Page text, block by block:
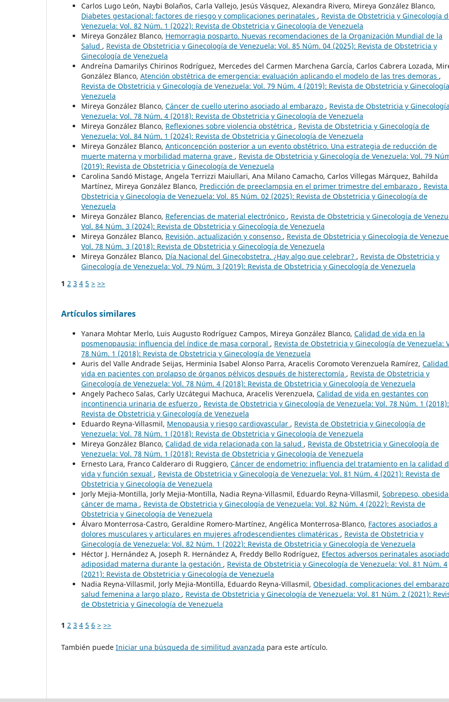
Carlos Lugo León, Naybi Bolaños, Carla Vallejo, Jesús Vásquez, Alexandra Rivero, Mireya González Blanco,
Diabetes gestacional: factores de riesgo y complicaciones perinatales , Revista de Obstetricia y Ginecología
Venezuela: Vol. 82 Núm. 1 (2022): Revista de Obstetricia y Ginecología de Venezuela
Mireya González Blanco, Hemorragia posparto. Nuevas recomendaciones de la Organización Mundial de la
Salud , Revista de Obstetricia y Ginecología de Venezuela: Vol. 85 Núm. 04 (2025): Revista de Obstetricia y
Ginecología de Venezuela
Andreína Damarilys Chirinos Rodríguez, Mercedes del Carmen Marchena García, Carlos Cabrera Lozada,
González Blanco, Atención obstétrica de emergencia: evaluación aplicando el modelo de las tres demoras ,
Revista de Obstetricia y Ginecología de Venezuela: Vol. 79 Núm. 4 (2019): Revista de Obstetricia y
Venezuela
Mireya González Blanco, Cáncer de cuello uterino asociado al embarazo , Revista de Obstetricia y
Venezuela: Vol. 78 Núm. 4 (2018): Revista de Obstetricia y Ginecología de Venezuela
Mireya González Blanco, Reflexiones sobre violencia obstétrica , Revista de Obstetricia y Ginecología de
Venezuela: Vol. 84 Núm. 1 (2024): Revista de Obstetricia y Ginecología de Venezuela
Mireya González Blanco, Anticoncepción posterior a un evento obstétrico. Una estrategia de reducción de
muerte materna y morbilidad materna grave , Revista de Obstetricia y Ginecología de Venezuela: Vol. 79
(2019): Revista de Obstetricia y Ginecología de Venezuela
Carolina Sandó Mistage, Angela Terrizzi Maiullari, Ana Milano Camacho, Carlos Villegas Márquez, Bahilda
Martínez, Mireya González Blanco, Predicción de preeclampsia en el primer trimestre del embarazo ,
Obstetricia y Ginecología de Venezuela: Vol. 85 Núm. 02 (2025): Revista de Obstetricia y Ginecología de
Venezuela
Mireya González Blanco, Referencias de material electrónico , Revista de Obstetricia y Ginecología de
Vol. 84 Núm. 3 (2024): Revista de Obstetricia y Ginecología de Venezuela
Mireya González Blanco, Revisión, actualización y consenso , Revista de Obstetricia y Ginecología de
Vol. 78 Núm. 3 (2018): Revista de Obstetricia y Ginecología de Venezuela
Mireya González Blanco, Día Nacional del Ginecobstetra. ¿Hay algo que celebrar? , Revista de Obstetricia y
Ginecología de Venezuela: Vol. 79 Núm. 3 (2019): Revista de Obstetricia y Ginecología de Venezuela
1 2 3 4 5 > >>
Artículos similares
Yanara Mohtar Merlo, Luis Augusto Rodríguez Campos, Mireya González Blanco, Calidad de vida en la
posmenopausia: influencia del índice de masa corporal , Revista de Obstetricia y Ginecología de Venezuela:
78 Núm. 1 (2018): Revista de Obstetricia y Ginecología de Venezuela
Auris del Valle Andrade Seijas, Herminia Isabel Alonso Parra, Aracelis Coromoto Verenzuela Ramírez,
vida en pacientes con prolapso de órganos pélvicos después de histerectomía , Revista de Obstetricia y
Ginecología de Venezuela: Vol. 78 Núm. 4 (2018): Revista de Obstetricia y Ginecología de Venezuela
Angely Pacheco Salas, Carly Uzcátegui Machuca, Aracelis Verenzuela, Calidad de vida en gestantes con
incontinencia urinaria de esfuerzo , Revista de Obstetricia y Ginecología de Venezuela: Vol. 78 Núm. 1 (2018):
Revista de Obstetricia y Ginecología de Venezuela
Eduardo Reyna-Villasmil, Menopausia y riesgo cardiovascular , Revista de Obstetricia y Ginecología de
Venezuela: Vol. 78 Núm. 1 (2018): Revista de Obstetricia y Ginecología de Venezuela
Mireya González Blanco, Calidad de vida relacionada con la salud , Revista de Obstetricia y Ginecología de
Venezuela: Vol. 78 Núm. 1 (2018): Revista de Obstetricia y Ginecología de Venezuela
Ernesto Lara, Franco Calderaro di Ruggiero, Cáncer de endometrio: influencia del tratamiento en la calidad
vida y función sexual , Revista de Obstetricia y Ginecología de Venezuela: Vol. 81 Núm. 4 (2021): Revista de
Obstetricia y Ginecología de Venezuela
Jorly Mejia-Montilla, Jorly Mejia-Montilla, Nadia Reyna-Villasmil, Eduardo Reyna-Villasmil, Sobrepeso,
cáncer de mama , Revista de Obstetricia y Ginecología de Venezuela: Vol. 82 Núm. 4 (2022): Revista de
Obstetricia y Ginecología de Venezuela
Álvaro Monterrosa-Castro, Geraldine Romero-Martínez, Angélica Monterrosa-Blanco, Factores asociados a
dolores musculares y articulares en mujeres afrodescendientes climatéricas , Revista de Obstetricia y
Ginecología de Venezuela: Vol. 82 Núm. 1 (2022): Revista de Obstetricia y Ginecología de Venezuela
Héctor J. Hernández A, Joseph R. Hernández A, Freddy Bello Rodríguez, Efectos adversos perinatales
adiposidad materna durante la gestación , Revista de Obstetricia y Ginecología de Venezuela: Vol. 81 Núm. 4
(2021): Revista de Obstetricia y Ginecología de Venezuela
Nadia Reyna-Villasmil, Jorly Mejia-Montilla, Eduardo Reyna-Villasmil, Obesidad, complicaciones del
salud femenina a largo plazo , Revista de Obstetricia y Ginecología de Venezuela: Vol. 81 Núm. 2 (2021):
de Obstetricia y Ginecología de Venezuela
1 2 3 4 5 6 > >>
También puede Iniciar una búsqueda de similitud avanzada para este artículo.